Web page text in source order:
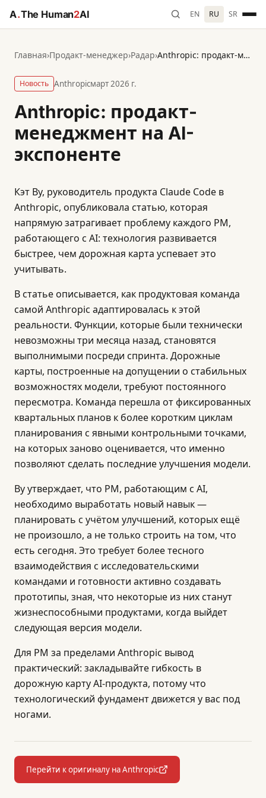
A.The Human2AI EN RU SR
Главная›Продакт-менеджер›Радар› Anthropic: продакт-менеджмент на AI-экспоненте
Новость Anthropicмарт 2026 г.
Anthropic: продакт-
менеджмент на AI-
экспоненте
Кэт Ву, руководитель продукта Claude Code в
Anthropic, опубликовала статью, которая
напрямую затрагивает проблему каждого PM,
работающего с AI: технология развивается
быстрее, чем дорожная карта успевает это
учитывать.
В статье описывается, как продуктовая команда
самой Anthropic адаптировалась к этой
реальности. Функции, которые были технически
невозможны три месяца назад, становятся
выполнимыми посреди спринта. Дорожные
карты, построенные на допущении о стабильных
возможностях модели, требуют постоянного
пересмотра. Команда перешла от фиксированных
квартальных планов к более коротким циклам
планирования с явными контрольными точками,
на которых заново оценивается, что именно
позволяют сделать последние улучшения модели.
Ву утверждает, что PM, работающим с AI,
необходимо выработать новый навык —
планировать с учётом улучшений, которых ещё
не произошло, а не только строить на том, что
есть сегодня. Это требует более тесного
взаимодействия с исследовательскими
командами и готовности активно создавать
прототипы, зная, что некоторые из них станут
жизнеспособными продуктами, когда выйдет
следующая версия модели.
Для PM за пределами Anthropic вывод
практический: закладывайте гибкость в
дорожную карту AI-продукта, потому что
технологический фундамент движется у вас под
ногами.
Перейти к оригиналу на Anthropic